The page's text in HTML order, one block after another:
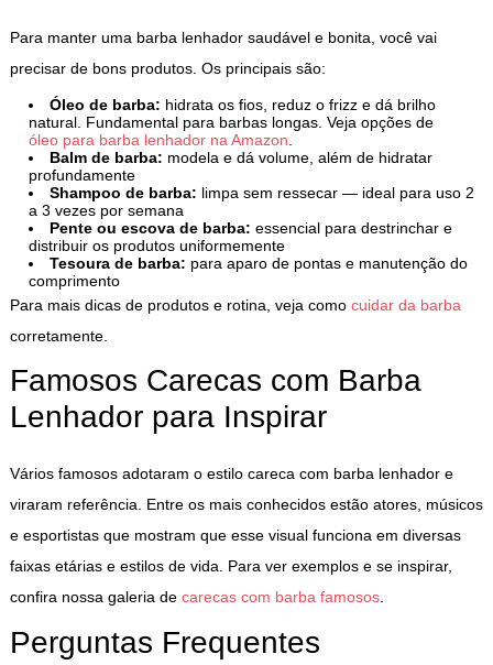
Para manter uma barba lenhador saudável e bonita, você vai
precisar de bons produtos. Os principais são:
Óleo de barba: hidrata os fios, reduz o frizz e dá brilho
natural. Fundamental para barbas longas. Veja opções de
óleo para barba lenhador na Amazon
Balm de barba: modela e dá volume, além de hidratar
profundamente
Shampoo de barba: limpa sem ressecar — ideal para uso 2
a 3 vezes por semana
Pente ou escova de barba: essencial para destrinchar e
distribuir os produtos uniformemente
Tesoura de barba: para aparo de pontas e manutenção do
comprimento
Para mais dicas de produtos e rotina, veja como cuidar da barba
corretamente.
Famosos Carecas com Barba
Lenhador para Inspirar
Vários famosos adotaram o estilo careca com barba lenhador e
viraram referência. Entre os mais conhecidos estão atores, músicos
e esportistas que mostram que esse visual funciona em diversas
faixas etárias e estilos de vida. Para ver exemplos e se inspirar,
confira nossa galeria de carecas com barba famosos.
Perguntas Frequentes